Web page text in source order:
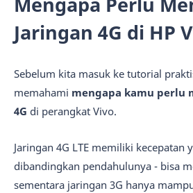
Jaringan 4G di HP
Sebelum kita masuk ke tutorial
memahami mengapa kamu perlu
4G di perangkat Vivo.
Jaringan 4G LTE memiliki kecepatan
dibandingkan pendahulunya - bisa
sementara jaringan 3G hanya